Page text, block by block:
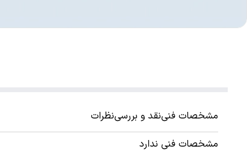
مشخصات فنینقد و بررسینظرات
مشخصات فنی ندارد